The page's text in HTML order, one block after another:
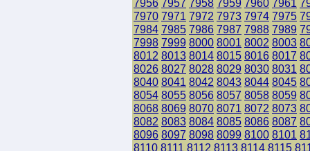
7956 7957 7958 7959 7960 7961
7970 7971 7972 7973 7974 7975
7984 7985 7986 7987 7988 7989
7998 7999 8000 8001 8002 8003
8012 8013 8014 8015 8016 8017
8026 8027 8028 8029 8030 8031
8040 8041 8042 8043 8044 8045
8054 8055 8056 8057 8058 8059
8068 8069 8070 8071 8072 8073
8082 8083 8084 8085 8086 8087
8096 8097 8098 8099 8100 8101
8110 8111 8112 8113 8114 8115